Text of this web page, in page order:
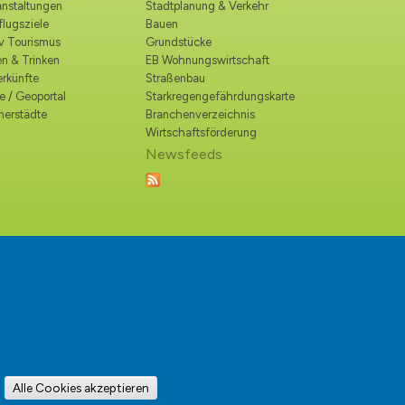
Tourismus
& Trinken
/ Geoportal
Stadtplanung & Verkehr
Bauen
Grundstücke
EB Wohnungswirtschaft
Straßenbau
Starkregengefährdungskarte
Branchenverzeichnis
Wirtschaftsförderung
Newsfeeds
info@hohen-neuendorf.de
Alle Cookies akzeptieren